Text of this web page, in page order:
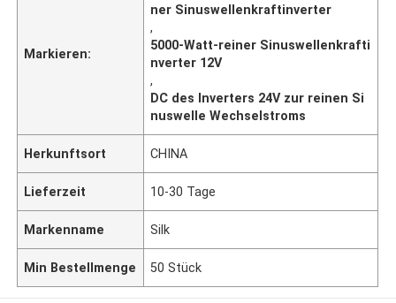
Markieren:
ner Sinuswellenkraftinverter
,
5000-Watt-reiner Sinuswellenkrafti
nverter 12V
,
DC des Inverters 24V zur reinen Si
nuswelle Wechselstroms
Herkunftsort CHINA
Lieferzeit 10-30 Tage
Markenname Silk
Min Bestellmenge 50 Stück